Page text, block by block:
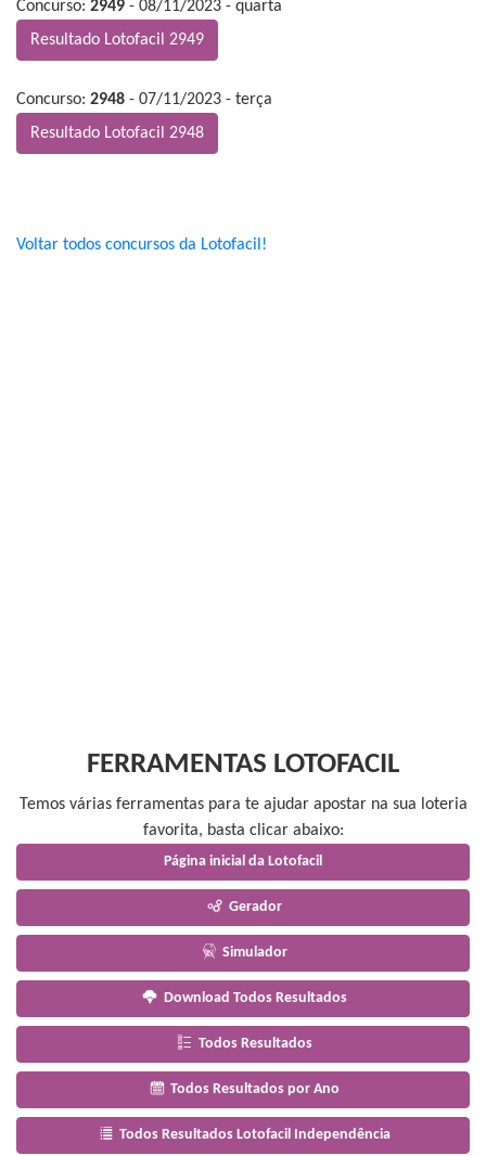
Concurso: 2949 - 08/11/2023 - quarta
Resultado Lotofacil 2949
Concurso: 2948 - 07/11/2023 - terça
Resultado Lotofacil 2948
Voltar todos concursos da Lotofacil!
FERRAMENTAS LOTOFACIL
Temos várias ferramentas para te ajudar apostar na sua loteria
favorita, basta clicar abaixo:
Página inicial da Lotofacil
Gerador
Simulador
Download Todos Resultados
Todos Resultados
Todos Resultados por Ano
Todos Resultados Lotofacil Independência